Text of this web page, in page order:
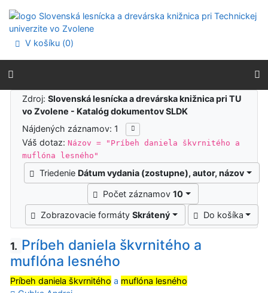
Prejsť na menu
Prehlásenie o webovej prístupnosti
V košíku (0)
Výsledky vyhľadávania
Zdroj:Slovenská lesnícka a drevárska knižnica pri TU
vo Zvolene - Katalóg dokumentov SLDK
Nájdených záznamov: 1
Váš dotaz:Názov = "Príbeh daniela škvrnitého a
muflóna lesného"
Triedenie Dátum vydania (zostupne), autor, názov
Počet záznamov10
Zobrazovacie formátySkrátený Do košíka
1. Príbeh daniela škvrnitého a
muflóna lesného
Príbeh daniela škvrnitého a muflóna lesného